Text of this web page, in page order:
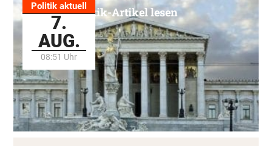
Politik aktuell
7.
AUG.
08:51 Uhr
Alle Politik-Artikel lesen